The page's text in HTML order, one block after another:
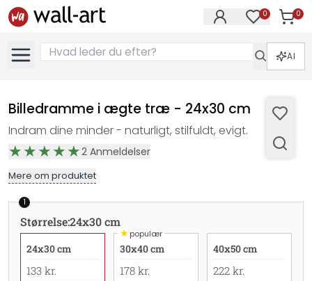
0 0
Varer
AI
Billedramme i ægte træ - 24x30 cm
Indram dine minder - naturligt, stilfuldt, evigt.
2 Anmeldelser
Mere om produktet
1
Størrelse:24x30 cm
24x30 cm
133 kr.
★populær
30x40 cm
178 kr.
40x50 cm
222 kr.